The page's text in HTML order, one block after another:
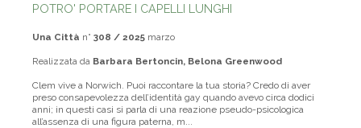
POTRO' PORTARE I CAPELLI LUNGHI
Una Città n° 308 / 2025 marzo
Realizzata da Barbara Bertoncin, Belona Greenwood
Clem vive a Norwich. Puoi raccontare la tua storia? Credo di aver
preso consapevolezza dell’identità gay quando avevo circa dodici
anni; in questi casi si parla di una reazione pseudo-psicologica
all’assenza di una figura paterna, m...